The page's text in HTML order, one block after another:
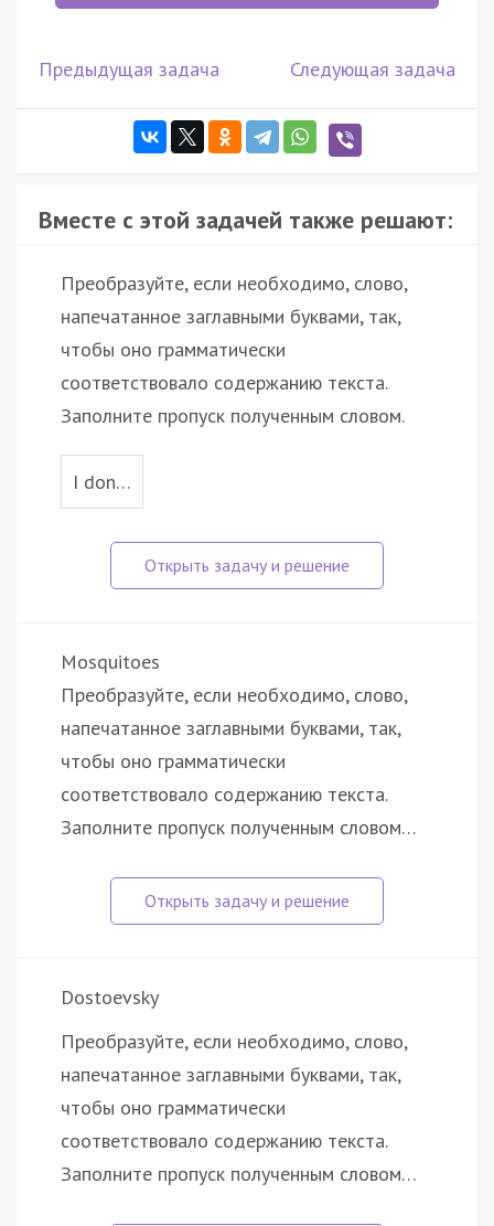
Предыдущая задача Следующая задача
Вместе с этой задачей также решают:
Преобразуйте, если необходимо, слово,
напечатанное заглавными буквами, так,
чтобы оно грамматически
соответствовало содержанию текста.
Заполните пропуск полученным словом.
I don…
Mosquitoes
Преобразуйте, если необходимо, слово,
напечатанное заглавными буквами, так,
чтобы оно грамматически
соответствовало содержанию текста.
Заполните пропуск полученным словом…
Dostoevsky
Преобразуйте, если необходимо, слово,
напечатанное заглавными буквами, так,
чтобы оно грамматически
соответствовало содержанию текста.
Заполните пропуск полученным словом…